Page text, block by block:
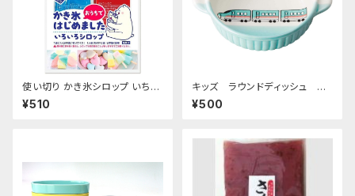
使い切り かき氷シロップ いちご
ハワイアンブルー マンゴー マス
カット コーラ 35mL各1袋5種類
¥510
キッズ ラウンドディッシュ 超
特急エメラルド
¥500